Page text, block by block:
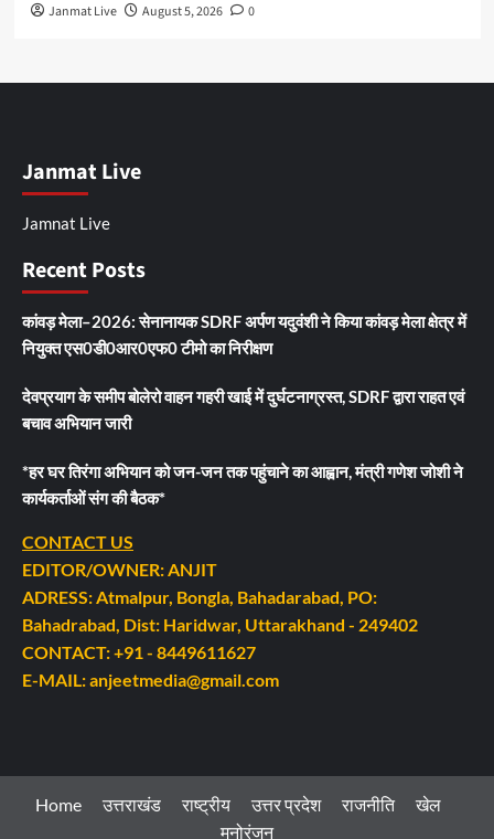
Janmat Live August 5, 2026 0
Janmat Live
Jamnat Live
Recent Posts
कांवड़ मेला–2026: सेनानायक SDRF अर्पण यदुवंशी ने किया कांवड़ मेला क्षेत्र में
नियुक्त एस0डी0आर0एफ0 टीमो का निरीक्षण
देवप्रयाग के समीप बोलेरो वाहन गहरी खाई में दुर्घटनाग्रस्त, SDRF द्वारा राहत एवं
बचाव अभियान जारी
*हर घर तिरंगा अभियान को जन-जन तक पहुंचाने का आह्वान, मंत्री गणेश जोशी ने
कार्यकर्ताओं संग की बैठक*
CONTACT US
EDITOR/OWNER: ANJIT
ADRESS: Atmalpur, Bongla, Bahadarabad, PO:
Bahadrabad, Dist: Haridwar, Uttarakhand - 249402
CONTACT: +91 - 8449611627
E-MAIL: anjeetmedia@gmail.com
Home उत्तराखंड राष्ट्रीय उत्तर प्रदेश राजनीति
खेल
मनोरंजन